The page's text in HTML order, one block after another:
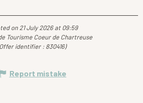
on 21 July 2026 at 09:59
Tourisme Coeur de Chartreuse
identifier : 830416)
Report mistake